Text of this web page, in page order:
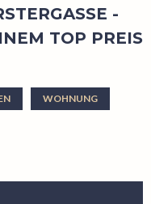
-
TOP PREIS
WOHNUNG